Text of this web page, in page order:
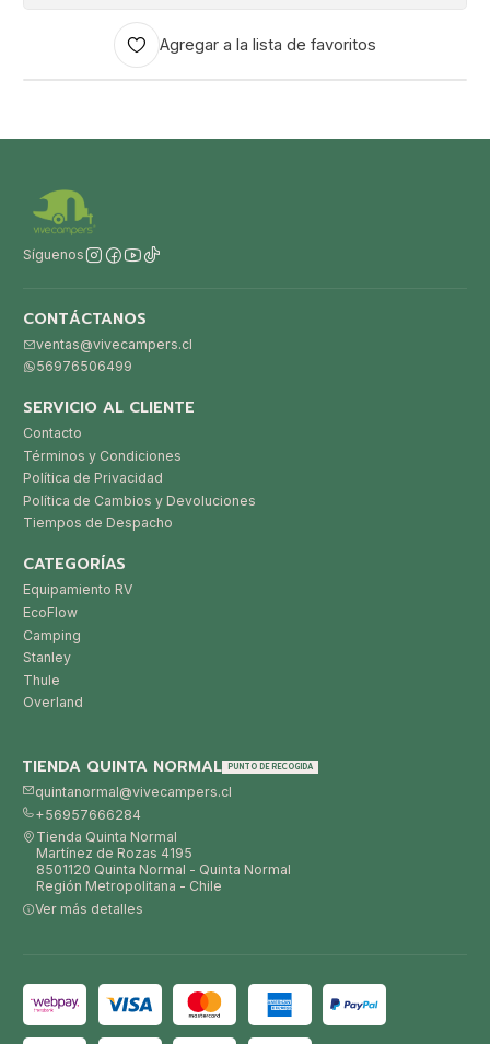
Agregar a la lista de favoritos
Síguenos
CONTÁCTANOS
ventas@vivecampers.cl
56976506499
SERVICIO AL CLIENTE
Contacto
Términos y Condiciones
Política de Privacidad
Política de Cambios y Devoluciones
Tiempos de Despacho
CATEGORÍAS
Equipamiento RV
EcoFlow
Camping
Stanley
Thule
Overland
TIENDA QUINTA NORMAL PUNTO DE RECOGIDA
quintanormal@vivecampers.cl
+56957666284
Tienda Quinta Normal
Martínez de Rozas 4195
8501120 Quinta Normal - Quinta Normal
Región Metropolitana - Chile
Ver más detalles